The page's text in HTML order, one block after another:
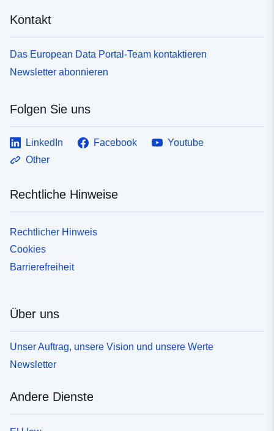
Kontakt
Das European Data Portal-Team kontaktieren
Newsletter abonnieren
Folgen Sie uns
LinkedIn Facebook
Youtube
Other
Rechtliche Hinweise
Rechtlicher Hinweis
Cookies
Barrierefreiheit
Über uns
Unser Auftrag, unsere Vision und unsere Werte
Newsletter
Andere Dienste